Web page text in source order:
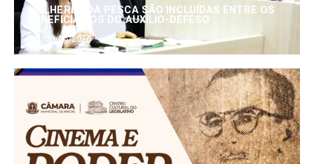
MULHERES DA PESCA SÃO INCLUÍDAS ENTRE OS
BENEFICIÁRIOS DO AUXÍLIO-DEFESO
30/06/2026